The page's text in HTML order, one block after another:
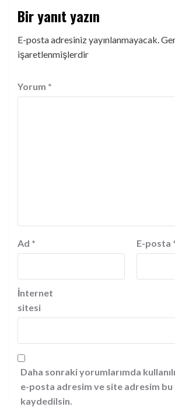
Bir yanıt yazın
E-posta adresiniz yayınlanmayacak.
işaretlenmişlerdir
Yorum *
Ad * E-posta
İnternet
sitesi
Daha sonraki yorumlarımda
e-posta adresim ve site adresim bu
kaydedilsin.